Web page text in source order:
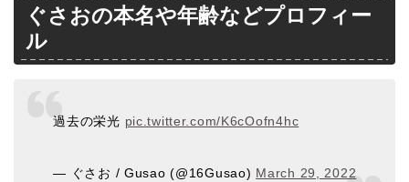
ぐさおの本名や年齢などプロフィー
ル
過去の栄光 pic.twitter.com/K6cOofn4hc
— ぐさお / Gusao (@16Gusao) March 29, 2022